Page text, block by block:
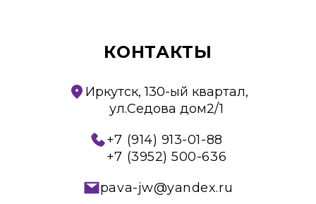
КОНТАКТЫ
Иркутск, 130-ый квартал,
ул.Седова дом2/1
+7 (914) 913-01-88
+7 (3952) 500-636
pava-jw@yandex.ru